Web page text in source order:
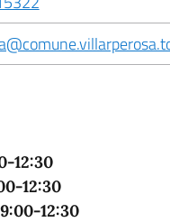
12:30
12:30
12:30